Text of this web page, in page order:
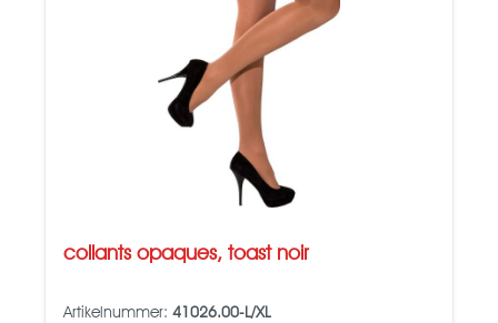
collants opaques, toast noir
Artikelnummer: 41026.00-L/XL